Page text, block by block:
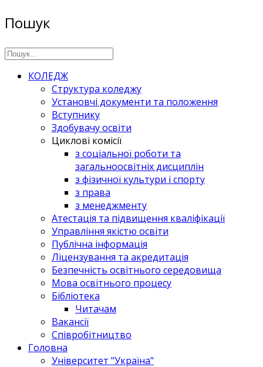
Пошук
КОЛЕДЖ
Структура коледжу
Установчі документи та положення
Вступнику
Здобувачу освіти
Циклові комісії
з соціальної роботи та
загальноосвітніх дисциплін
з фізичної культури і спорту
з права
з менеджменту
Атестація та підвищення кваліфікації
Управління якістю освіти
Публічна інформація
Ліцензування та акредитація
Безпечність освітнього середовища
Мова освітнього процесу
Бібліотека
Читачам
Вакансії
Співробітництво
Головна
Університет "Україна"